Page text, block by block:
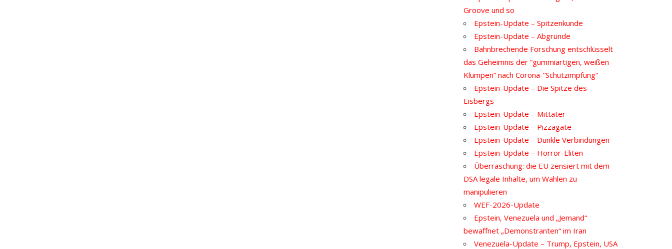
Groove und so
Epstein-Update – Spitzenkunde
Epstein-Update – Abgründe
Bahnbrechende Forschung entschlüsselt
das Geheimnis der “gummiartigen, weißen
Klumpen” nach Corona-“Schutzimpfung”
Epstein-Update – Die Spitze des
Eisbergs
Epstein-Update – Mittäter
Epstein-Update – Pizzagate
Epstein-Update – Dunkle Verbindungen
Epstein-Update – Horror-Eliten
Überraschung: die EU zensiert mit dem
DSA legale Inhalte, um Wahlen zu
manipulieren
WEF-2026-Update
Epstein, Venezuela und „Jemand“
bewaffnet „Demonstranten“ im Iran
Venezuela-Update – Trump, Epstein, USA